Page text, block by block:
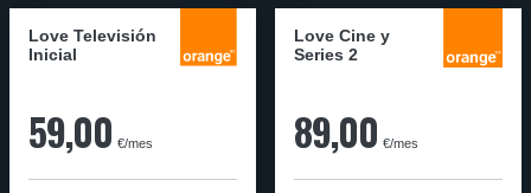
Love Televisión
Inicial
59,00 €/mes
Love Cine y
Series 2
89,00 €/mes